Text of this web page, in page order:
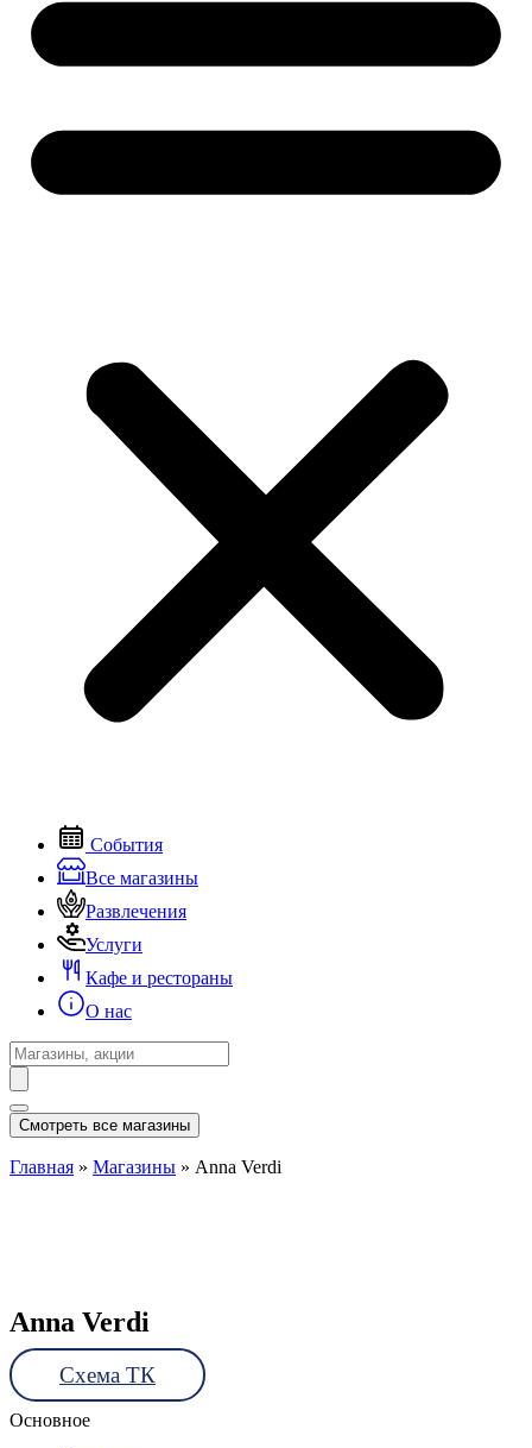
События
Все магазины
Развлечения
Услуги
Кафе и рестораны
О нас
Search
...
Смотреть все магазины
Главная » Магазины » Anna Verdi
Anna Verdi
Схема ТК
Основное